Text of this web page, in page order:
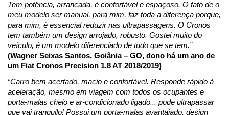
Tem potência, arrancada, é confortável e espaçoso. O fato de o
meu modelo ser manual, para mim, faz toda a diferença porque,
para mim, é essencial reduzir nas ultrapassagens. O Cronos
tem também um design arrojado, robusto. Gostei muito do
veículo, é um modelo diferenciado de tudo que se tem.”
(Wagner Seixas Santos, Goiânia – GO, dono há um ano de
um Fiat Cronos Precision 1.8 AT 2018/2019)
“Carro bem acertado, macio e confortável. Responde rápido à
aceleração, mesmo em viagem com todos os ocupantes e
porta-malas cheio e ar-condicionado ligado... pode ultrapassar
que vai tranquilo! Possui um porta-malas avantajado, design